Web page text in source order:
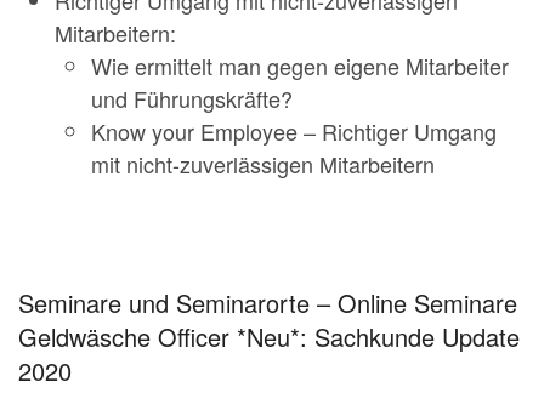
Mitarbeitern:
Wie ermittelt man gegen eigene Mitarbeiter
und Führungskräfte?
Know your Employee – Richtiger Umgang
mit nicht-zuverlässigen Mitarbeitern
Seminare und Seminarorte – Online Seminare
Geldwäsche Officer *Neu*: Sachkunde Update
2020